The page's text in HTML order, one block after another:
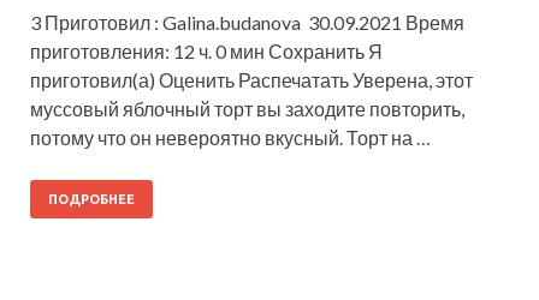
3 Приготовил : Galina.budanova 30.09.2021 Время
приготовления: 12 ч. 0 мин Сохранить Я
приготовил(а) Оценить Распечатать Уверена, этот
муссовый яблочный торт вы заходите повторить,
потому что он невероятно вкусный. Торт на …
ПОДРОБНЕЕ